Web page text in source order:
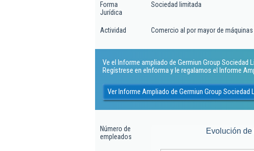
Forma
Jurídica
Sociedad limitada
Actividad Comercio al por mayor de
Ve el Informe ampliado de Germiun Group Sociedad
Regístrese en eInforma y le regalamos el Informe
Ver Informe Ampliado de Germiun Group Sociedad
Número de
empleados
Evolución